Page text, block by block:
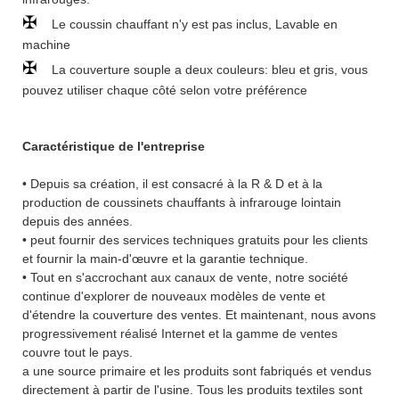
✠
Le coussin chauffant n'y est pas inclus, Lavable en
machine
✠
La couverture souple a deux couleurs: bleu et gris, vous
pouvez utiliser chaque côté selon votre préférence
Caractéristique de l'entreprise
• Depuis sa création, il est consacré à la R & D et à la
production de coussinets chauffants à infrarouge lointain
depuis des années.
• peut fournir des services techniques gratuits pour les clients
et fournir la main-d'œuvre et la garantie technique.
• Tout en s'accrochant aux canaux de vente, notre société
continue d'explorer de nouveaux modèles de vente et
d'étendre la couverture des ventes. Et maintenant, nous avons
progressivement réalisé Internet et la gamme de ventes
couvre tout le pays.
a une source primaire et les produits sont fabriqués et vendus
directement à partir de l'usine. Tous les produits textiles sont